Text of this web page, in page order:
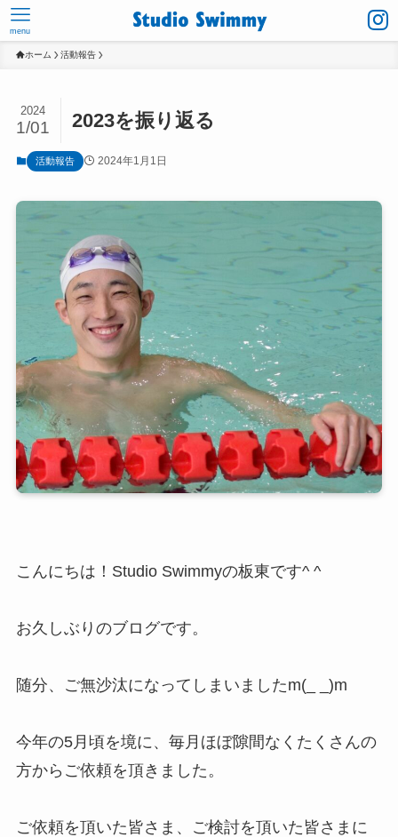
menu
ホーム 活動報告
2023を振り返る
2024
1/01
活動報告 2024年1月1日
こんにちは！Studio Swimmyの板東です^ ^
お久しぶりのブログです。
随分、ご無沙汰になってしまいましたm(_ _)m
今年の5月頃を境に、毎月ほぼ隙間なくたくさんの
方からご依頼を頂きました。
ご依頼を頂いた皆さま、ご検討を頂いた皆さまに